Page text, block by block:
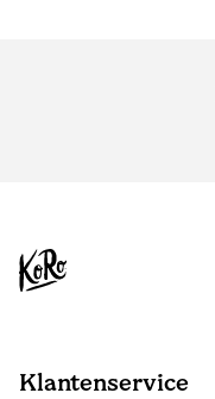
Klantenservice